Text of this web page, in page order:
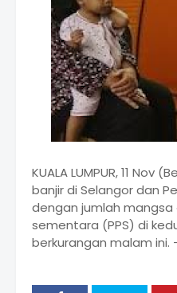
KUALA LUMPUR, 11
banjir di Selangor dan
dengan jumlah
sementara (PPS) di
berkurangan malam ini.